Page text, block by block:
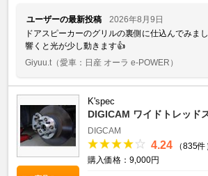
ユーザーの最新投稿
2026年8月9日
ドアスピーカーのグリルの裏側に仕込んでみ
響くと光が少し動きます👍
Giyuu.t （愛車：日産 オーラ e-POWER）
K'spec
DIGICAM ワイドトレッド
DIGCAM
4.24
（835件
購入価格：9,000円